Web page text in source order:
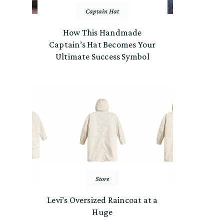
Captain Hat
How This Handmade
Captain’s Hat Becomes Your
Ultimate Success Symbol
Store
Levi’s Oversized Raincoat at a
Huge